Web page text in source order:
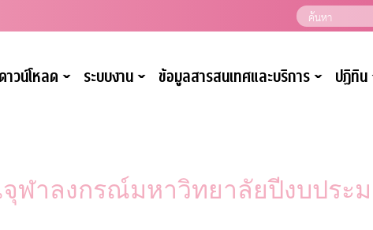
ดาวน์โหลด ˇ ระบบงานˇ ข้อมูลสารสนเทศและบริการˇ ปฏิทิน
ฬาลงกรณ์มหาวิทยาลัยปีงบประ